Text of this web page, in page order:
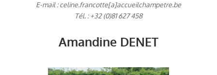
E-mail : celine.francotte[a]accueilchampetre.be
Tél. : +32 (0)81 627 458
Amandine DENET